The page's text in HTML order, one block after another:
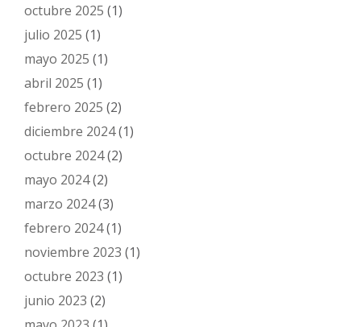
octubre 2025 (1)
julio 2025 (1)
mayo 2025 (1)
abril 2025 (1)
febrero 2025 (2)
diciembre 2024(1)
octubre 2024(2)
mayo 2024(2)
marzo 2024(3)
febrero 2024(1)
noviembre 2023 (1)
octubre 2023 (1)
junio 2023 (2)